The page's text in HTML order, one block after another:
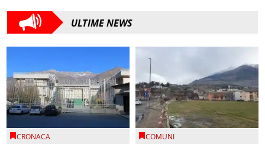
ULTIME NEWS
CRONACA COMUNI